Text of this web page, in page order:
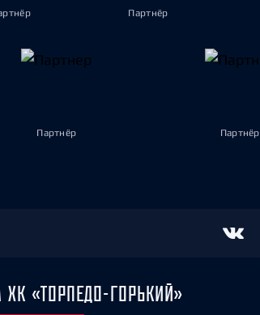
Партнёр
Партнёр Партнёр
«ТОРПЕДО-ГОРЬКИЙ»